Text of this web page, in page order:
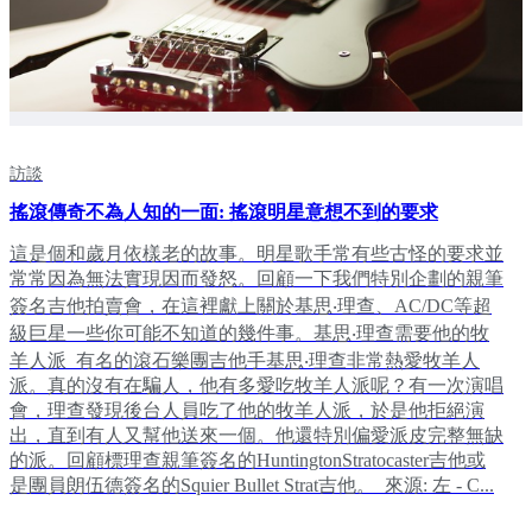
訪談
搖滾傳奇不為人知的一面: 搖滾明星意想不到的要求
這是個和歲月依樣老的故事。明星歌手常有些古怪的要求並
常常因為無法實現因而發怒。回顧一下我們特別企劃的親筆
簽名吉他拍賣會，在這裡獻上關於基思‧理查、AC/DC等超
級巨星一些你可能不知道的幾件事。基思‧理查需要他的牧
羊人派 有名的滾石樂團吉他手基思‧理查非常熱愛牧羊人
派。真的沒有在騙人，他有多愛吃牧羊人派呢？有一次演唱
會，理查發現後台人員吃了他的牧羊人派，於是他拒絕演
出，直到有人又幫他送來一個。他還特別偏愛派皮完整無缺
的派。回顧標理查親筆簽名的HuntingtonStratocaster吉他或
是團員朗伍德簽名的Squier Bullet Strat吉他。 來源: 左 - C...